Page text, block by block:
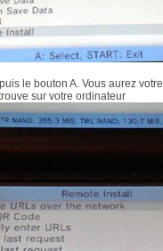
le bouton A. Vous aurez
sur votre ordinateur